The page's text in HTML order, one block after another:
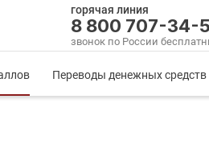
горячая линия
8 800 707-34-
звонок по России
Переводы денежных средств